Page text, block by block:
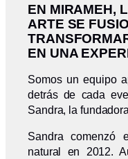
EN MIRAMEH,
ARTE SE
EN UNA
Somos un equipo
detrás de cada
Sandra, la
Sandra comenzó
natural en 2012.